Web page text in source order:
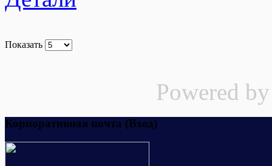
Показать
Powered
Корпоративная почта (Вход)